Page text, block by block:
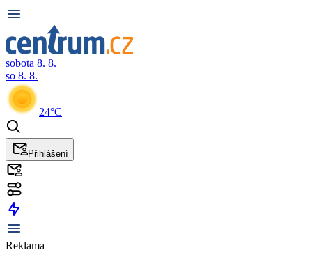
sobota 8. 8.
so 8. 8.
24°C
Přihlášení
Reklama